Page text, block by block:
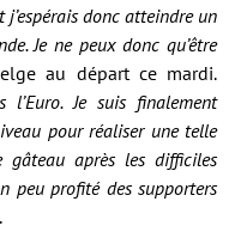
j’espérais donc atteindre un
Je ne peux donc qu’être
au départ ce mardi.
l’Euro. Je suis finalement
pour réaliser une telle
gâteau après les difficiles
peu profité des supporters
.